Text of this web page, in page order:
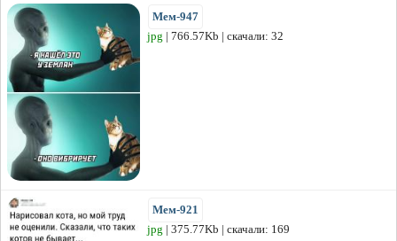
Мем-947
jpg | 766.57Kb | скачали: 32
Мем-921
jpg | 375.77Kb | скачали: 169